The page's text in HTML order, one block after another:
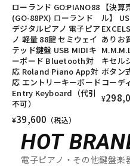
ローランド GO:PIANO88
(GO-88PX) ローランド
デジタルピアノ 電子ピア
ノ 軽量 88鍵 セミウェイ
テッド鍵盤 USB MIDIキ
ーボード Bluetooth対
応 Roland Piano App対
応 エントリーキーボード
Entry Keyboard（代引
不可）
¥39,600 （税込）
【決
ル】
ありお
キセル
ボタン
コーデ
¥
HOT
電子ピアノ・その他鍵盤楽